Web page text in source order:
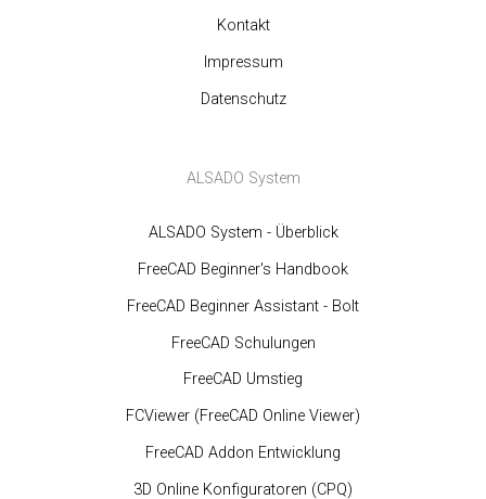
Kontakt
Impressum
Datenschutz
ALSADO System
ALSADO System - Überblick
FreeCAD Beginner's Handbook
FreeCAD Beginner Assistant - Bolt
FreeCAD Schulungen
FreeCAD Umstieg
FCViewer (FreeCAD Online Viewer)
FreeCAD Addon Entwicklung
3D Online Konfiguratoren (CPQ)